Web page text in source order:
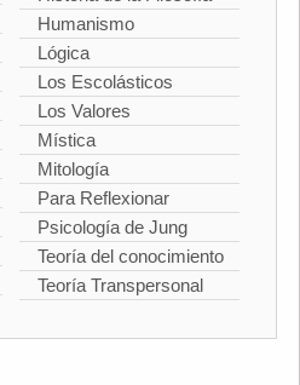
Humanismo
Lógica
Los Escolásticos
Los Valores
Mística
Mitología
Para Reflexionar
Psicología de Jung
Teoría del conocimiento
Teoría Transpersonal